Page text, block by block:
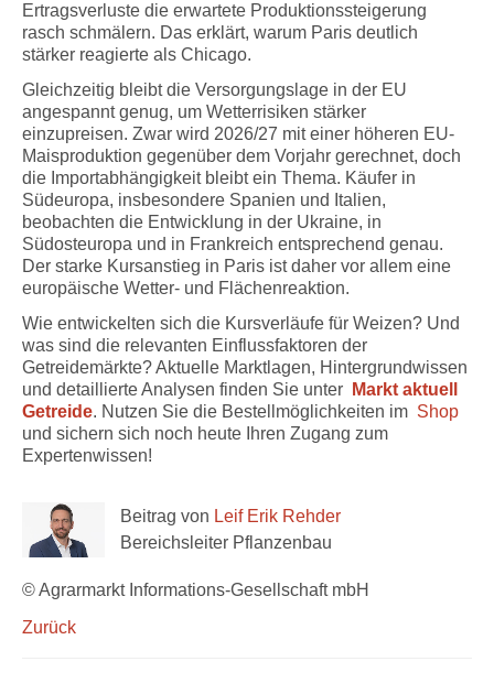
Ertragsverluste die erwartete Produktionssteigerung
rasch schmälern. Das erklärt, warum Paris deutlich
stärker reagierte als Chicago.
Gleichzeitig bleibt die Versorgungslage in der EU
angespannt genug, um Wetterrisiken stärker
einzupreisen. Zwar wird 2026/27 mit einer höheren EU-
Maisproduktion gegenüber dem Vorjahr gerechnet, doch
die Importabhängigkeit bleibt ein Thema. Käufer in
Südeuropa, insbesondere Spanien und Italien,
beobachten die Entwicklung in der Ukraine, in
Südosteuropa und in Frankreich entsprechend genau.
Der starke Kursanstieg in Paris ist daher vor allem eine
europäische Wetter- und Flächenreaktion.
Wie entwickelten sich die Kursverläufe für Weizen? Und
was sind die relevanten Einflussfaktoren der
Getreidemärkte? Aktuelle Marktlagen, Hintergrundwissen
und detaillierte Analysen finden Sie unter
Markt aktuell
Getreide. Nutzen Sie die Bestellmöglichkeiten im Shop
und sichern sich noch heute Ihren Zugang zum
Expertenwissen!
Beitrag von Leif Erik Rehder
Bereichsleiter Pflanzenbau
© Agrarmarkt Informations-Gesellschaft mbH
Zurück